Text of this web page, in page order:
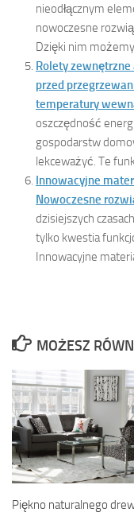
nieodłącznym
nowoczesne
Dzięki nim
Rolety
przed
temperatury
oszczędność
gospodarstw
lekceważyć. Te
Innowacyjne
Nowoczesne
dzisiejszych
tylko kwestia
Innowacyjne
MOŻESZ
Piękno naturalnego